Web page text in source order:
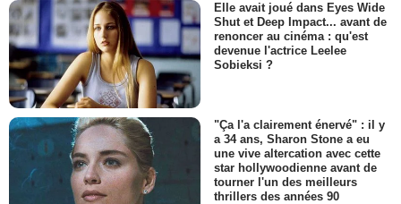
Elle avait joué dans Eyes Wide
Shut et Deep Impact... avant de
renoncer au cinéma : qu'est
devenue l'actrice Leelee
Sobieksi ?
"Ça l'a clairement énervé" : il y
a 34 ans, Sharon Stone a eu
une vive altercation avec cette
star hollywoodienne avant de
tourner l'un des meilleurs
thrillers des années 90